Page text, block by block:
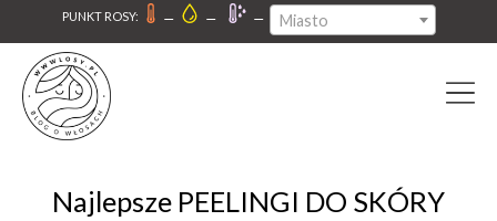
PUNKT ROSY: – – – Miasto
Najlepsze PEELINGI DO SKÓRY